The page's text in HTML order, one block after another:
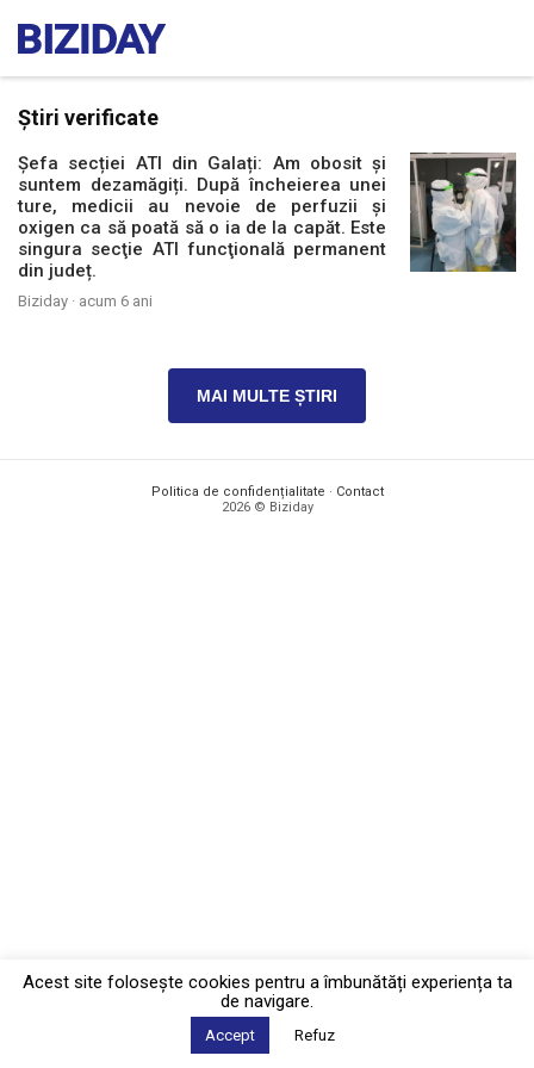
Știri verificate
Șefa secției ATI din Galați: Am obosit și
suntem dezamăgiți. După încheierea unei
ture, medicii au nevoie de perfuzii și
oxigen ca să poată să o ia de la capăt. Este
singura secţie ATI funcţională permanent
din județ.
Biziday · acum 6 ani
MAI MULTE ȘTIRI
Politica de confidențialitate · Contact
2026 © Biziday
Acest site foloseşte cookies pentru a îmbunătăți experiența ta
de navigare.
Accept Refuz